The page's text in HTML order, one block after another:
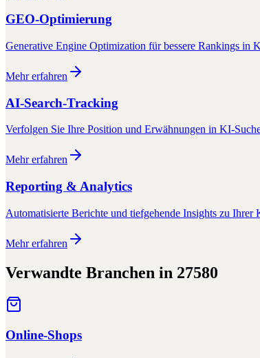
GEO-Optimierung
Generative Engine Optimization für bessere Rankings in
Mehr erfahren
AI-Search-Tracking
Verfolgen Sie Ihre Position und Erwähnungen in KI-
Mehr erfahren
Reporting & Analytics
Automatisierte Berichte und tiefgehende Insights zu Ihrer
Mehr erfahren
Verwandte Branchen in 27580
Online-Shops